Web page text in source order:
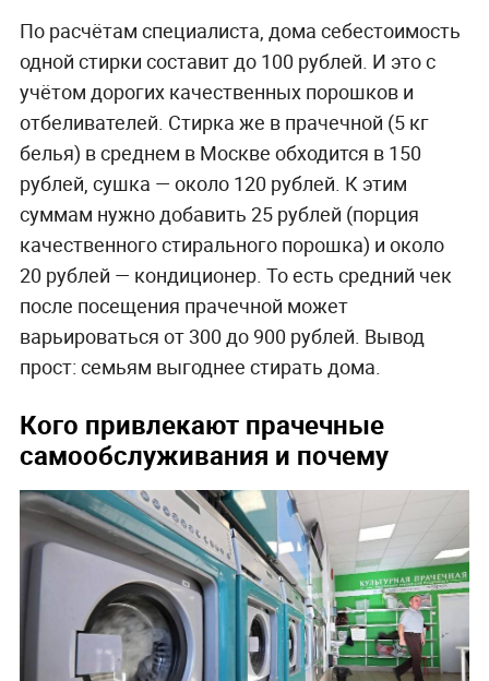
По расчётам специалиста, дома себестоимость
одной стирки составит до 100 рублей. И это с
учётом дорогих качественных порошков и
отбеливателей. Стирка же в прачечной (5 кг
белья) в среднем в Москве обходится в 150
рублей, сушка — около 120 рублей. К этим
суммам нужно добавить 25 рублей (порция
качественного стирального порошка) и около
20 рублей — кондиционер. То есть средний чек
после посещения прачечной может
варьироваться от 300 до 900 рублей. Вывод
прост: семьям выгоднее стирать дома.
Кого привлекают прачечные
самообслуживания и почему